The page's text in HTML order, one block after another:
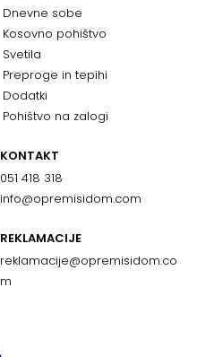
Dnevne sobe
Kosovno pohištvo
Svetila
Preproge in tepihi
Dodatki
Pohištvo na zalogi
KONTAKT
051 418 318
info@opremisidom.com
REKLAMACIJE
reklamacije@opremisidom.co
m